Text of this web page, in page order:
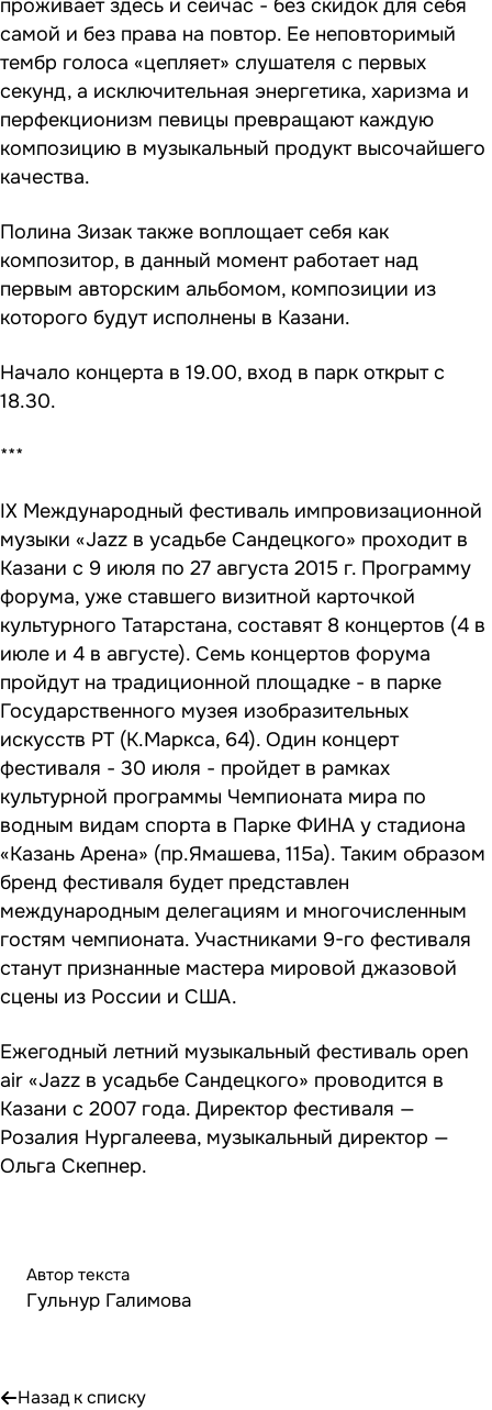
проживает здесь и сейчас - без скидок для себя
самой и без права на повтор. Ее неповторимый
тембр голоса «цепляет» слушателя с первых
секунд, а исключительная энергетика, харизма и
перфекционизм певицы превращают каждую
композицию в музыкальный продукт высочайшего
качества.
Полина Зизак также воплощает себя как
композитор, в данный момент работает над
первым авторским альбомом, композиции из
которого будут исполнены в Казани.
Начало концерта в 19.00, вход в парк открыт с
18.30.
***
IX Международный фестиваль импровизационной
музыки «Jazz в усадьбе Сандецкого» проходит в
Казани с 9 июля по 27 августа 2015 г. Программу
форума, уже ставшего визитной карточкой
культурного Татарстана, составят 8 концертов (4 в
июле и 4 в августе). Семь концертов форума
пройдут на традиционной площадке - в парке
Государственного музея изобразительных
искусств РТ (К.Маркса, 64). Один концерт
фестиваля - 30 июля - пройдет в рамках
культурной программы Чемпионата мира по
водным видам спорта в Парке ФИНА у стадиона
«Казань Арена» (пр.Ямашева, 115а). Таким образом
бренд фестиваля будет представлен
международным делегациям и многочисленным
гостям чемпионата. Участниками 9-го фестиваля
станут признанные мастера мировой джазовой
сцены из России и США.
Ежегодный летний музыкальный фестиваль open
air «Jazz в усадьбе Сандецкого» проводится в
Казани с 2007 года. Директор фестиваля —
Розалия Нургалеева, музыкальный директор —
Ольга Скепнер.
Автор текста
Гульнур Галимова
Назад к списку